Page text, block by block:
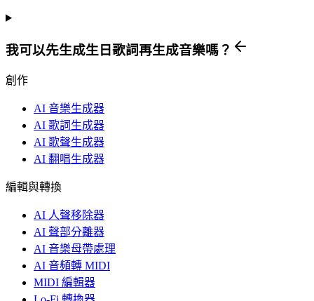
我可以先生成生日歌詞再生成音樂嗎？
創作
AI 音樂生成器
AI 歌詞生成器
AI 歌聲生成器
AI 翻唱生成器
編輯與轉換
AI 人聲移除器
AI 聲部分離器
AI 音樂母帶處理
AI 音頻轉 MIDI
MIDI 編輯器